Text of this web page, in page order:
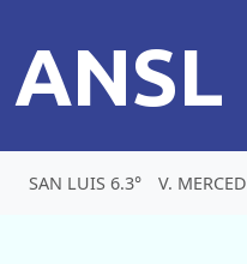
ANSL
SAN LUIS 6.3° V.